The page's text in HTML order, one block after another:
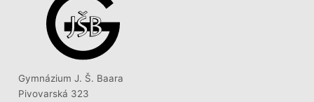
Gymnázium J. Š. Baara
Pivovarská 323